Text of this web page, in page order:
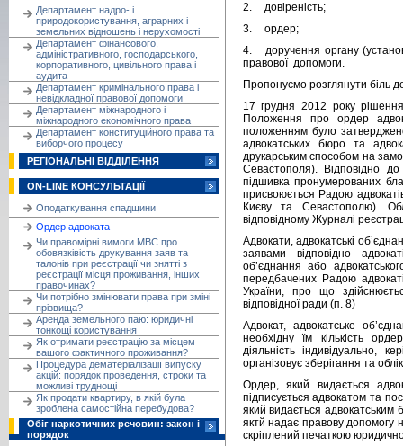
Департамент надро- і
природокористування, аграрних і
земельних відношень і нерухомості
Департамент фінансового,
адміністративного, господарського,
корпоративного, цивільного права і
аудита
Департамент кримінального права і
невідкладної правової допомоги
Департамент міжнародного і
міжнародного економічного права
Департамент конституційного права та
виборчого процесу
РЕГІОНАЛЬНІ ВІДДІЛЕННЯ
ON-LINE КОНСУЛЬТАЦІЇ
Оподаткування спадщини
Ордер адвоката
Чи правомірні вимоги МВС про
обовязківість друкування заяв та
талонів при реєстрації чи знятті з
реєстрації місця проживання, інших
правочинах?
Чи потрібно змінювати права при зміні
прізвища?
Аренда земельного паю: юридичні
тонкощі користування
Як отримати реєстрацію за місцем
вашого фактичного проживання?
Процедура дематеріалізації випуску
акцій: порядок проведення, строки та
можливі труднощі
Як продати квартиру, в якій була
зроблена самостійна перебудова?
Обіг наркотичних речовин: закон і
порядок
2.
довіреність;
3.
ордер;
4.
доручення органу
правової допомоги.
Пропонуємо розглянути біль
17 грудня 2012 року
Положення про ордер
положенням було
адвокатських бюро та
друкарським способом на
Севастополя). Відповідно
підшивка пронумерованих
присвоюється Радою
Києву та Севастополю).
відповідному Журналі
Адвокати, адвокатські
заявами відповідно
об’єднання або
передбачених Радою
України, про що
відповідної ради (п. 8)
Адвокат, адвокатське
необхідну їм кількість
діяльність індивідуально,
організовує зберігання та
Ордер, який видається
підписується адвокатом та
який видається адвокатським
яктй надає правову допомогу
скріплений печаткою